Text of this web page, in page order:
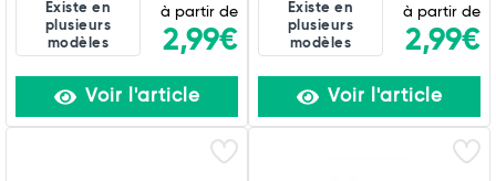
Total
Commander
Existe en
plusieurs
modèles
à partir de
2,99€
Voir l'article
Existe en
plusieurs
modèles
à partir de
2,99€
Voir l'article